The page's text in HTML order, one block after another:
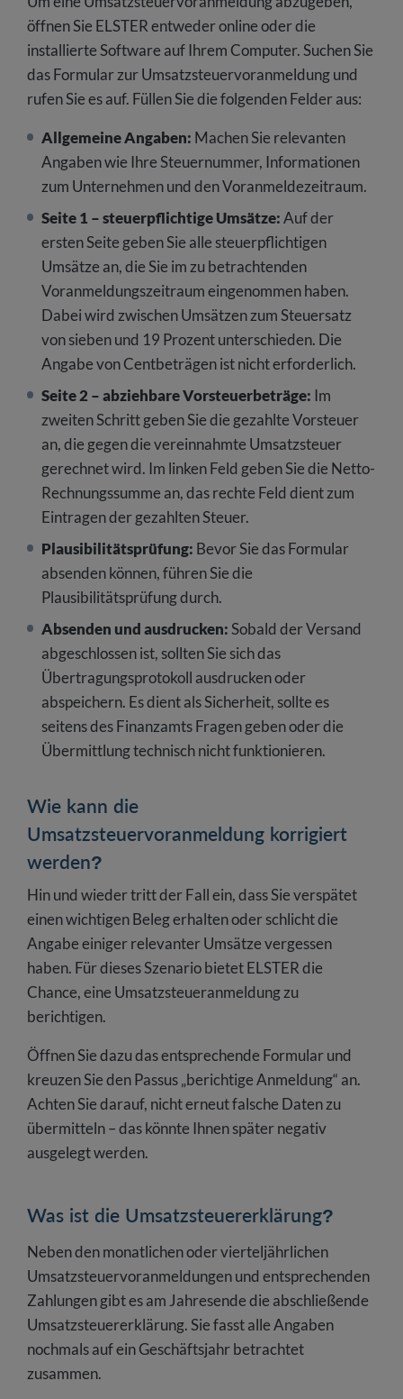
öffnen Sie ELSTER entweder online oder die
installierte Software auf Ihrem Computer. Suchen Sie
das Formular zur Umsatzsteuervoranmeldung und
rufen Sie es auf. Füllen Sie die folgenden Felder aus:
Allgemeine Angaben: Machen Sie relevanten
Angaben wie Ihre Steuernummer, Informationen
zum Unternehmen und den Voranmeldezeitraum.
Seite 1 – steuerpflichtige Umsätze:Auf der
ersten Seite geben Sie alle steuerpflichtigen
Umsätze an, die Sie im zu betrachtenden
Voranmeldungszeitraum eingenommen haben.
Dabei wird zwischen Umsätzen zum Steuersatz
von sieben und 19 Prozent unterschieden. Die
Angabe von Centbeträgen ist nicht erforderlich.
Seite 2 – abziehbare Vorsteuerbeträge: Im
zweiten Schritt geben Sie die gezahlte Vorsteuer
an, die gegen die vereinnahmte Umsatzsteuer
gerechnet wird. Im linken Feld geben Sie die Netto-
Rechnungssumme an, das rechte Feld dient zum
Eintragen der gezahlten Steuer.
Plausibilitätsprüfung: Bevor Sie das Formular
absenden können, führen Sie die
Plausibilitätsprüfung durch.
Absenden und ausdrucken:Sobald der Versand
abgeschlossen ist, sollten Sie sich das
Übertragungsprotokoll ausdrucken oder
abspeichern. Es dient als Sicherheit, sollte es
seitens des Finanzamts Fragen geben oder die
Übermittlung technisch nicht funktionieren.
Wie kann die
Umsatzsteuervoranmeldung korrigiert
werden?
Hin und wieder tritt der Fall ein, dass Sie verspätet
einen wichtigen Beleg erhalten oder schlicht die
Angabe einiger relevanter Umsätze vergessen
haben. Für dieses Szenario bietet ELSTER die
Chance, eine Umsatzsteueranmeldung zu
berichtigen.
Öffnen Sie dazu das entsprechende Formular und
kreuzen Sie den Passus „berichtige Anmeldung“ an.
Achten Sie darauf, nicht erneut falsche Daten zu
übermitteln – das könnte Ihnen später negativ
ausgelegt werden.
Was ist die Umsatzsteuererklärung?
Neben den monatlichen oder vierteljährlichen
Umsatzsteuervoranmeldungen und entsprechenden
Zahlungen gibt es am Jahresende die abschließende
Umsatzsteuererklärung. Sie fasst alle Angaben
nochmals auf ein Geschäftsjahr betrachtet
zusammen.